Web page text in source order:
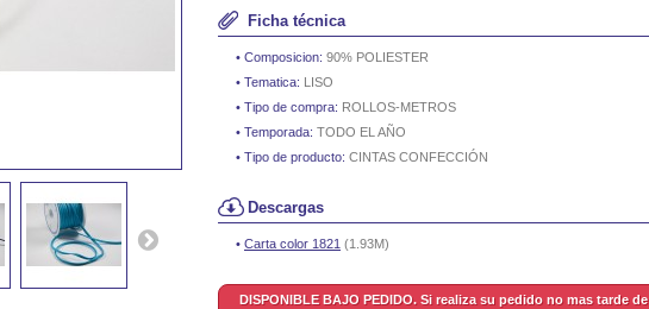
Ficha técnica
Composicion: 90% POLIESTER
Tematica: LISO
Tipo de compra: ROLLOS-METROS
Temporada: TODO EL AÑO
Tipo de producto: CINTAS CONFECCIÓN
Descargas
Carta color 1821 (1.93M)
DISPONIBLE BAJO PEDIDO. Si realiza su pedido no mas tarde de